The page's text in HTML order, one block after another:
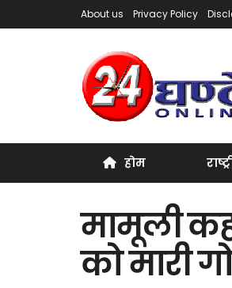
About us Privacy Policy
होम
मामूली
को मारी